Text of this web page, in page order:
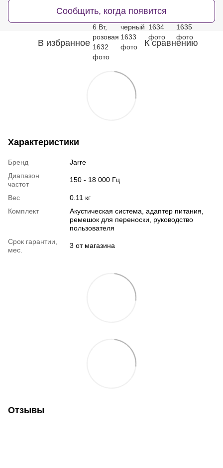
Сообщить, когда появится
В избранное К сравнению
Характеристики
Бренд
Jarre
Диапазон
частот
150 - 18 000 Гц
Вес
0.11 кг
Комплект
Акустическая система, адаптер питания,
ремешок для переноски, руководство
пользователя
Срок гарантии,
мес.
3 от магазина
Отзывы